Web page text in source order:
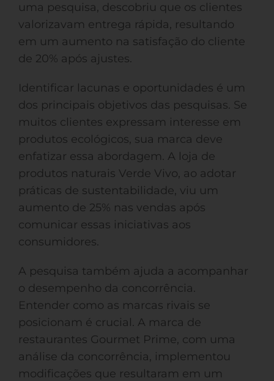
uma pesquisa, descobriu que os clientes
valorizavam entrega rápida, resultando
em um aumento na satisfação do cliente
de 20% após ajustes.
Identificar lacunas e oportunidades é um
dos principais objetivos das pesquisas. Se
muitos clientes expressam interesse em
produtos ecológicos, sua marca deve
enfatizar essa abordagem. A loja de
produtos naturais Verde Vivo, ao adotar
práticas de sustentabilidade, viu um
aumento de 25% nas vendas após
comunicar essas iniciativas aos
consumidores.
A pesquisa também ajuda a acompanhar
o desempenho da concorrência.
Entender como as marcas rivais se
posicionam é crucial. A marca de
restaurantes Gourmet Prime, com uma
análise da concorrência, implementou
modificações que resultaram em um